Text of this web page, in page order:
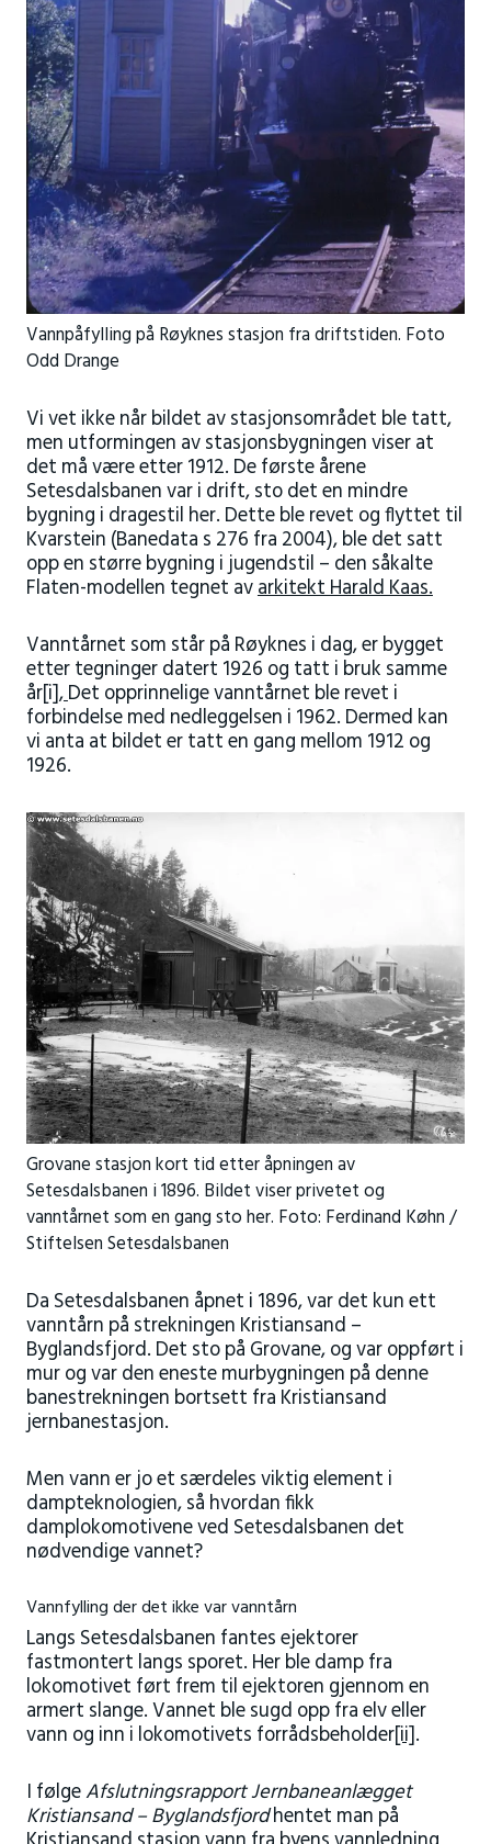
Vannpåfylling på Røyknes stasjon fra driftstiden. Foto
Odd Drange
Vi vet ikke når bildet av stasjonsområdet ble tatt,
men utformingen av stasjonsbygningen viser at
det må være etter 1912. De første årene
Setesdalsbanen var i drift, sto det en mindre
bygning i dragestil her. Dette ble revet og flyttet til
Kvarstein (Banedata s 276 fra 2004), ble det satt
opp en større bygning i jugendstil – den såkalte
Flaten-modellen tegnet avarkitekt Harald Kaas.
Vanntårnet som står på Røyknes i dag, er bygget
etter tegninger datert 1926 og tatt i bruk samme
år[i],Det opprinnelige vanntårnet ble revet i
forbindelse med nedleggelsen i 1962. Dermed kan
vi anta at bildet er tatt en gang mellom 1912 og
1926.
Grovane stasjon kort tid etter åpningen av
Setesdalsbanen i 1896. Bildet viser privetet og
vanntårnet som en gang sto her. Foto: Ferdinand Køhn /
Stiftelsen Setesdalsbanen
Da Setesdalsbanen åpnet i 1896, var det kun ett
vanntårn på strekningen Kristiansand –
Byglandsfjord. Det sto på Grovane, og var oppført i
mur og var den eneste murbygningen på denne
banestrekningen bortsett fra Kristiansand
jernbanestasjon.
Men vann er jo et særdeles viktig element i
dampteknologien, så hvordan fikk
damplokomotivene ved Setesdalsbanen det
nødvendige vannet?
Vannfylling der det ikke var vanntårn
Langs Setesdalsbanen fantes ejektorer
fastmontert langs sporet. Her ble damp fra
lokomotivet ført frem til ejektoren gjennom en
armert slange. Vannet ble sugd opp fra elv eller
vann og inn i lokomotivets forrådsbeholder[ii].
I følgeAfslutningsrapport Jernbaneanlægget
Kristiansand – Byglandsfjordhentet man på